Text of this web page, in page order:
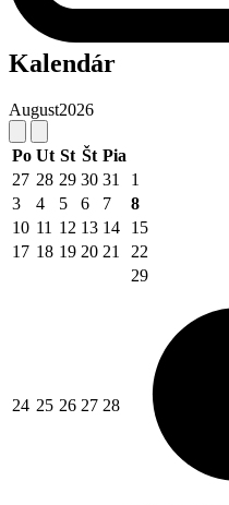
Kalendár
August2026
Po Ut St Št Pia
27 28 29 30 31 1
3
4 5 6 7 8
10 11 12 13 14 15
17 18 19 20 21 22
24 25 26 27 28
29